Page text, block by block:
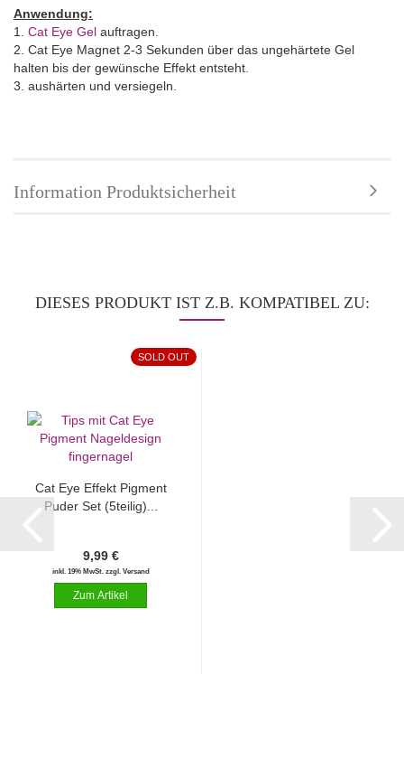
Anwendung:
1. Cat Eye Gel auftragen.
2. Cat Eye Magnet 2-3 Sekunden über das ungehärtete Gel
halten bis der gewünsche Effekt entsteht.
3. aushärten und versiegeln.
Information Produktsicherheit
DIESES PRODUKT IST Z.B. KOMPATIBEL ZU:
SOLD OUT
Cat Eye Effekt Pigment
Puder Set (5teilig)...
9,99 €
inkl. 19% MwSt. zzgl. Versand